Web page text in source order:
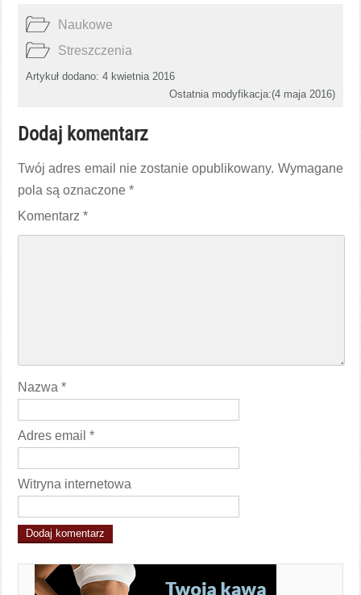
Naukowe
Streszczenia
Artykuł dodano: 4 kwietnia 2016
Ostatnia modyfikacja:(4 maja 2016)
Dodaj komentarz
Twój adres email nie zostanie opublikowany. Wymagane
pola są oznaczone*
Komentarz*
Nazwa*
Adres email*
Witryna internetowa